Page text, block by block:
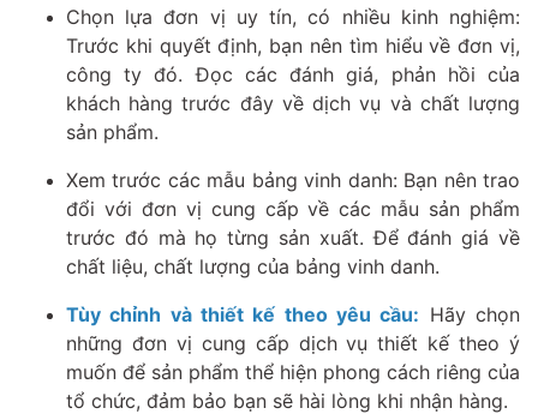
Chọn lựa đơn vị uy tín, có nhiều kinh nghiệm:
Trước khi quyết định, bạn nên tìm hiểu về đơn vị,
công ty đó. Đọc các đánh giá, phản hồi của
khách hàng trước đây về dịch vụ và chất lượng
sản phẩm.
Xem trước các mẫu bảng vinh danh: Bạn nên trao
đổi với đơn vị cung cấp về các mẫu sản phẩm
trước đó mà họ từng sản xuất. Để đánh giá về
chất liệu, chất lượng của bảng vinh danh.
Tùy chỉnh và thiết kế theo yêu cầu: Hãy chọn
những đơn vị cung cấp dịch vụ thiết kế theo ý
muốn để sản phẩm thể hiện phong cách riêng của
tổ chức, đảm bảo bạn sẽ hài lòng khi nhận hàng.